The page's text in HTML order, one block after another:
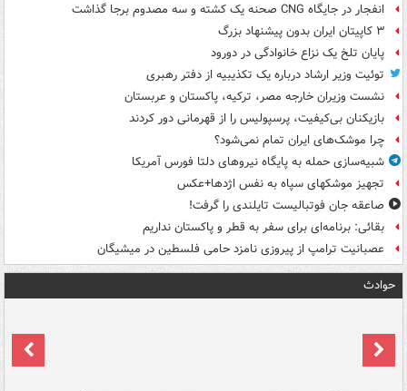
انفجار در جایگاه CNG صحنه یک کشته و سه مصدوم برجا گذاشت
۳ کاپیتان ایران بدون پیشنهاد بزرگ
پایان تلخ یک نزاع خانوادگی در دورود
توئیت وزیر ارشاد درباره یک تکذیبیه از دفتر رهبری
نشست وزیران خارجه مصر، ترکیه، پاکستان و عربستان
بازیکنان بی‌کیفیت، پرسپولیس را از قهرمانی دور کردند
چرا موشک‌های ایران تمام نمی‌شود؟
شبیه‌سازی حمله به پایگاه نیروهای دلتا فورس آمریکا
تجهیز موشکهای سپاه به نفس اژدها+عکس
صاعقه جان فوتبالیست تایلندی را گرفت!
بقائی: برنامه‌ای برای سفر به قطر و پاکستان نداریم
عصبانیت ترامپ از پیروزی نامزد حامی فلسطین در میشیگان
حوادث